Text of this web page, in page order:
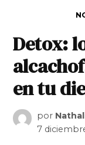
Detox:
en tu
por
7